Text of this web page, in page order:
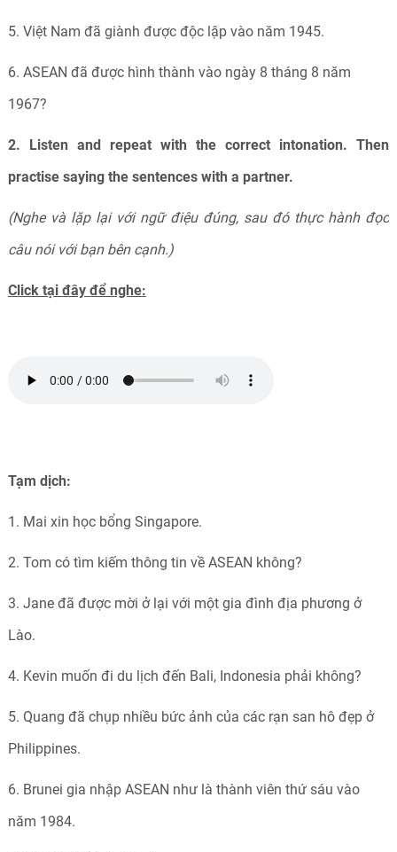
5. Việt Nam đã giành được độc lập vào năm 1945.
6. ASEAN đã được hình thành vào ngày 8 tháng 8 năm
1967?
2. Listen and repeat with the correct intonation. Then
practise saying the sentences with a partner.
(Nghe và lặp lại với ngữ điệu đúng, sau đó thực hành đọc
câu nói với bạn bên cạnh.)
Click tại đây để nghe:
Tạm dịch:
1. Mai xin học bổng Singapore.
2. Tom có tìm kiếm thông tin về ASEAN không?
3. Jane đã được mời ở lại với một gia đình địa phương ở
Lào.
4. Kevin muốn đi du lịch đến Bali, Indonesia phải không?
5. Quang đã chụp nhiều bức ảnh của các rạn san hô đẹp ở
Philippines.
6. Brunei gia nhập ASEAN như là thành viên thứ sáu vào
năm 1984.